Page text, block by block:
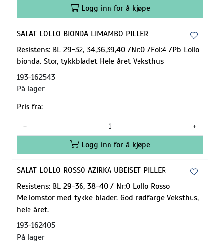
Logg inn for å kjøpe
SALAT LOLLO BIONDA LIMAMBO PILLER
Resistens: BL 29-32, 34,36,39,40 /Nr:0 /Fol:4 /Pb Lollo
bionda. Stor, tykkbladet Hele året Veksthus
193-162543
På lager
Pris fra:
-
+
Logg inn for å kjøpe
SALAT LOLLO ROSSO AZIRKA UBEISET PILLER
Resistens: BL 29-36, 38-40 / Nr:0 Lollo Rosso
Mellomstor med tykke blader. God rødfarge Veksthus,
hele året.
193-162405
På lager